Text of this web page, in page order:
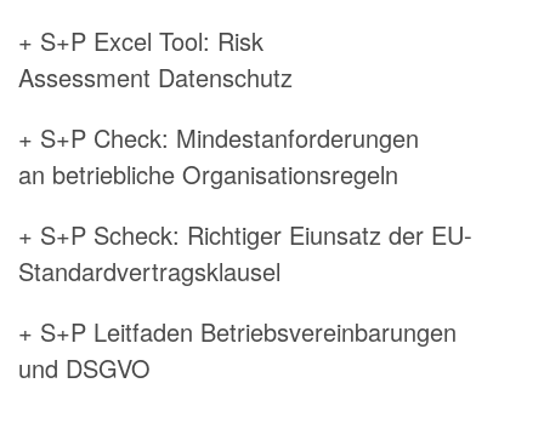
+ S+P Excel Tool: Risk
Assessment Datenschutz
+ S+P Check: Mindestanforderungen
an betriebliche Organisationsregeln
+ S+P Scheck: Richtiger Eiunsatz der EU-
Standardvertragsklausel
+ S+P Leitfaden Betriebsvereinbarungen
und DSGVO